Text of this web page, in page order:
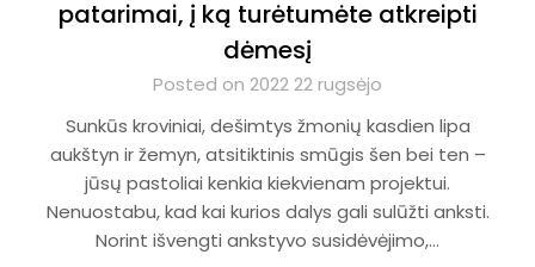
patarimai, į ką turėtumėte atkreipti
dėmesį
Posted on 2022 22 rugsėjo
Sunkūs kroviniai, dešimtys žmonių kasdien lipa
aukštyn ir žemyn, atsitiktinis smūgis šen bei ten –
jūsų pastoliai kenkia kiekvienam projektui.
Nenuostabu, kad kai kurios dalys gali sulūžti anksti.
Norint išvengti ankstyvo susidėvėjimo,…